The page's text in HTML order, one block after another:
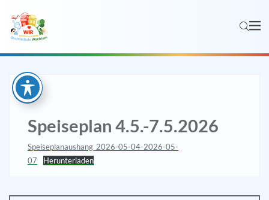
Speiseplan 4.5.-7.5.2026
Speiseplanaushang_2026-05-04-2026-05-
07
Herunterladen